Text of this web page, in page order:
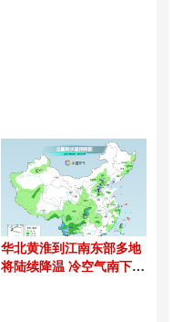
华北黄淮到江南东部多地
将陆续降温 冷空气南下缓